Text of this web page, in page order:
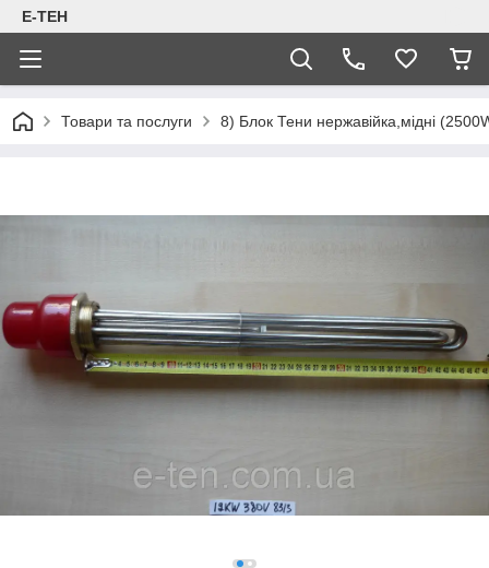
Е-ТЕН
Товари та послуги 8) Блок Тени нержавійка,мідні